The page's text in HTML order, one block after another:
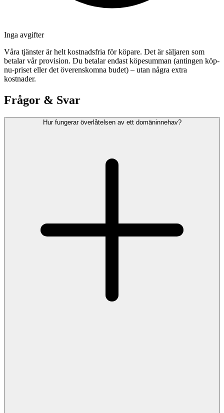
Inga avgifter
Våra tjänster är helt kostnadsfria för köpare. Det är säljaren som
betalar vår provision. Du betalar endast köpesumman (antingen köp-
nu-priset eller det överenskomna budet) – utan några extra
kostnader.
Frågor & Svar
Hur fungerar överlåtelsen av ett domäninnehav?